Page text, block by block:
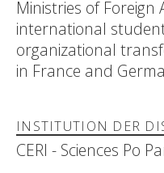
Ministries of
international
organizational
in France and
INSTITUTION DER
CERI - Sciences Po